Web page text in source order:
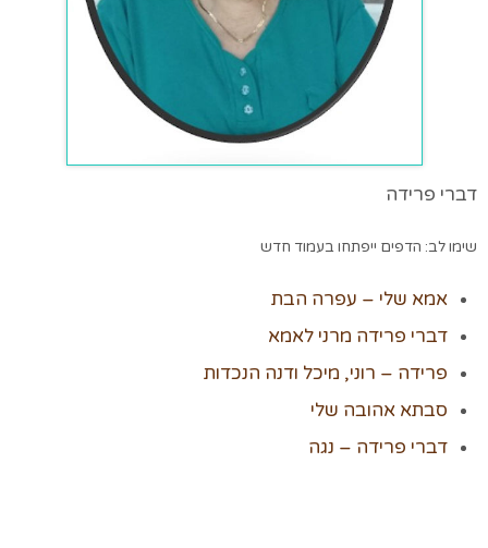
דברי פרידה
שימו לב: הדפים ייפתחו בעמוד חדש
אמא שלי – עפרה הבת
דברי פרידה מרני לאמא
פרידה – רוני, מיכל ודנה הנכדות
סבתא אהובה שלי
דברי פרידה – נגה